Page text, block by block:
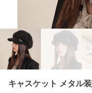
キャスケット メタル